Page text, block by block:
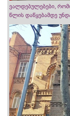
ვალდებულებები,
წლის დაწყებამდე